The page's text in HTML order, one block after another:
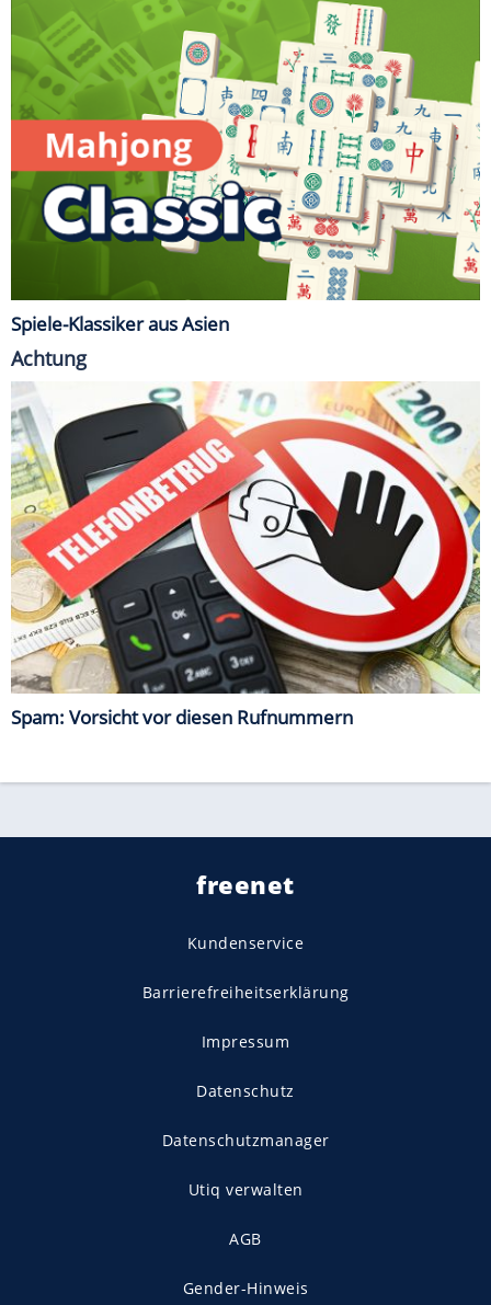
Spiele-Klassiker aus Asien
Achtung
Spam: Vorsicht vor diesen Rufnummern
freenet
Kundenservice
Barrierefreiheitserklärung
Impressum
Datenschutz
Datenschutzmanager
Utiq verwalten
AGB
Gender-Hinweis